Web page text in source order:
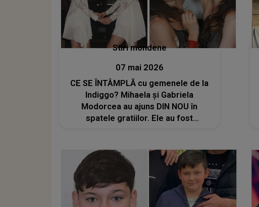
Stiri mondene
07 mai 2026
CE SE ÎNTÂMPLĂ cu gemenele de la
Indiggo? Mihaela și Gabriela
Modorcea au ajuns DIN NOU în
spatele gratiilor. Ele au fost